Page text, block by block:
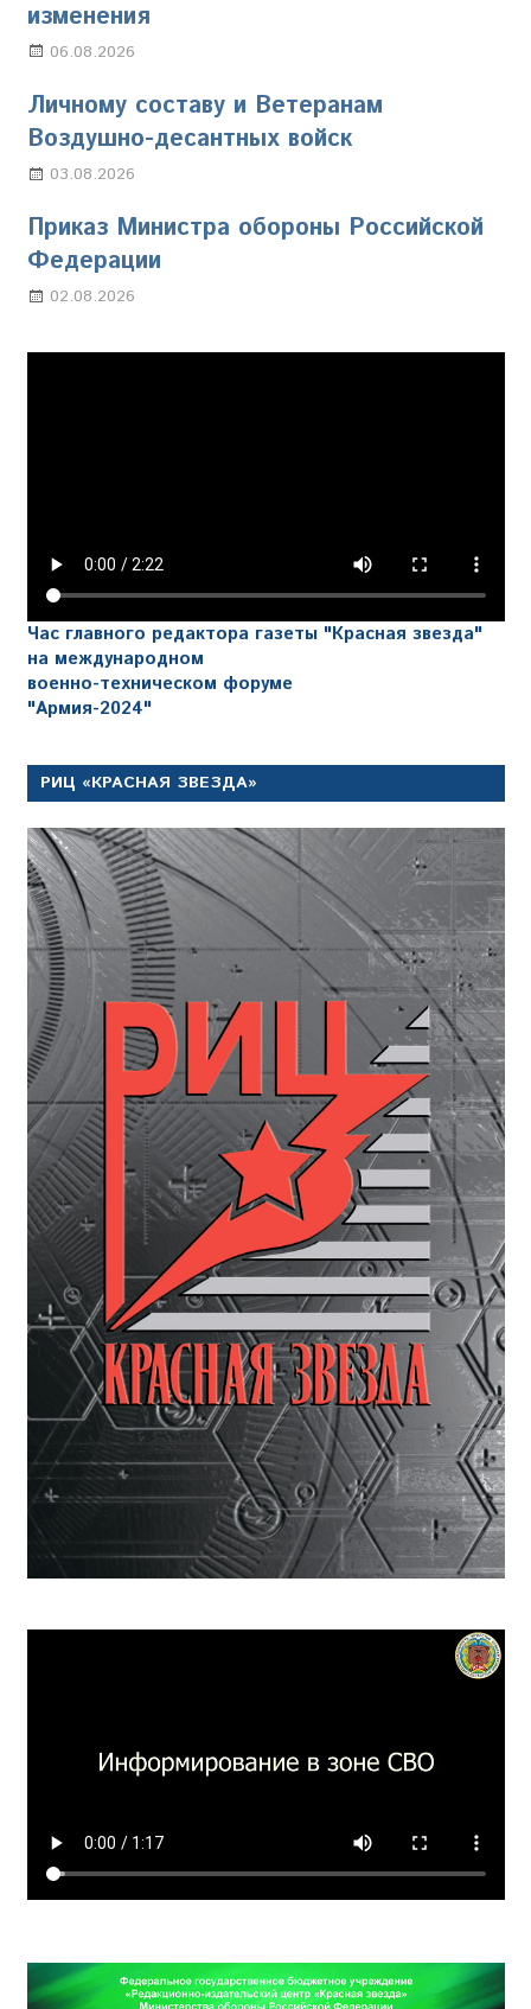
изменения
06.08.2026
Личному составу и Ветеранам
Воздушно-десантных войск
03.08.2026
Приказ Министра обороны Российской
Федерации
02.08.2026
Час главного редактора газеты "Красная звезда"
на международном
военно-техническом форуме
"Армия-2024"
РИЦ «КРАСНАЯ ЗВЕЗДА»